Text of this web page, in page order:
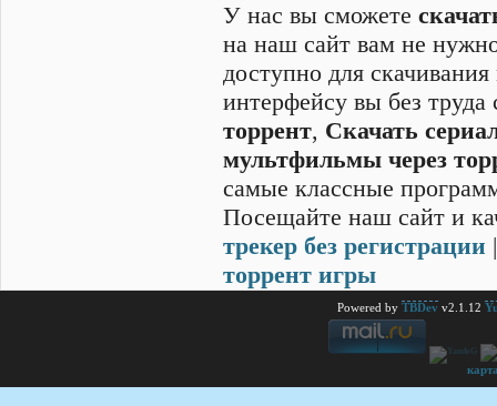
У нас вы сможете
на наш сайт вам не
доступно для
интерфейсу вы без
торрент, Скачать
мультфильмы через
самые классные
Посещайте наш сайт и
трекер без регистрации
торрент игры
Powered by TBDev v2.1.12